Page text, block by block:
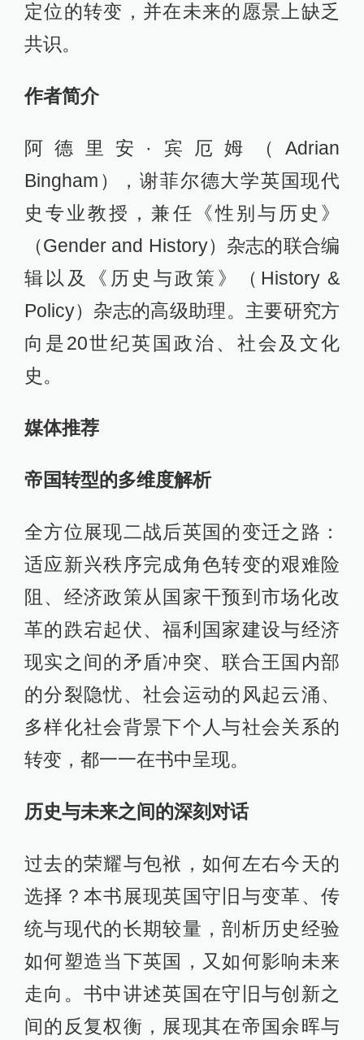
定位的转变，并在未来的愿景上缺乏
共识。
作者简介
阿德里安·宾厄姆（Adrian
Bingham），谢菲尔德大学英国现代
史专业教授，兼任《性别与历史》
（Gender and History）杂志的联合编
辑以及《历史与政策》（History &
Policy）杂志的高级助理。主要研究方
向是20世纪英国政治、社会及文化
史。
媒体推荐
帝国转型的多维度解析
全方位展现二战后英国的变迁之路：
适应新兴秩序完成角色转变的艰难险
阻、经济政策从国家干预到市场化改
革的跌宕起伏、福利国家建设与经济
现实之间的矛盾冲突、联合王国内部
的分裂隐忧、社会运动的风起云涌、
多样化社会背景下个人与社会关系的
转变，都一一在书中呈现。
历史与未来之间的深刻对话
过去的荣耀与包袱，如何左右今天的
选择？本书展现英国守旧与变革、传
统与现代的长期较量，剖析历史经验
如何塑造当下英国，又如何影响未来
走向。书中讲述英国在守旧与创新之
间的反复权衡，展现其在帝国余晖与